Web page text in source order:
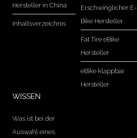
Hersteller in China
Inhaltsverzeichnis
Erschwinglicher E-
Bike Hersteller
Fat Tire eBike
Hersteller
eBike klappbar
Hersteller
WISSEN
Was ist bei der
Auswahl eines